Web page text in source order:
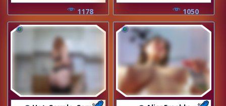
1178
1050